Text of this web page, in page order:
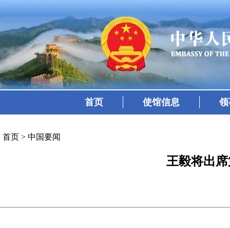
首页 使馆信息
首页 > 中国要闻
王毅将出